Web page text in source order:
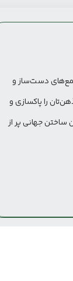
دست‌ساز و
را پاکسازی و
ساختن جهانی پر از
استور